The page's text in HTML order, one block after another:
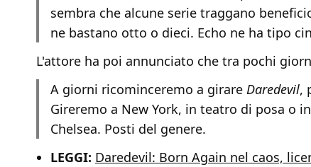
sembra che alcune serie traggano
ne bastano otto o dieci. Echo ne ha tipo
L'attore ha poi annunciato che tra pochi
A giorni ricominceremo a girare Daredevil,
Gireremo a New York, in teatro di posa o
Chelsea. Posti del genere.
LEGGI: Daredevil: Born Again nel caos,